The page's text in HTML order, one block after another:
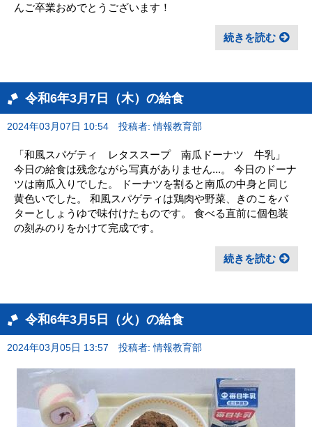
んご卒業おめでとうございます！
続きを読む
令和6年3月7日（木）の給食
2024年03月07日 10:54 投稿者: 情報教育部
「和風スパゲティ レタススープ 南瓜ドーナツ 牛乳」
今日の給食は残念ながら写真がありません...。 今日のドーナ
ツは南瓜入りでした。 ドーナツを割ると南瓜の中身と同じ
黄色いでした。 和風スパゲティは鶏肉や野菜、きのこをバ
ターとしょうゆで味付けたものです。 食べる直前に個包装
の刻みのりをかけて完成です。
続きを読む
令和6年3月5日（火）の給食
2024年03月05日 13:57 投稿者: 情報教育部